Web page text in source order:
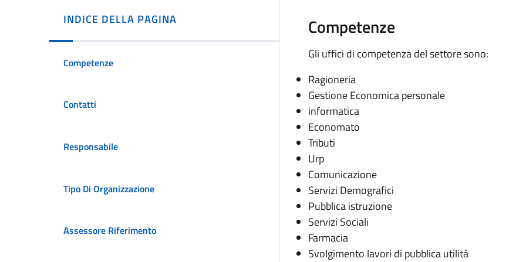
INDICE DELLA PAGINA
Competenze
Contatti
Responsabile
Tipo Di Organizzazione
Assessore Riferimento
Competenze
Gli uffici di competenza del settore sono:
Ragioneria
Gestione Economica personale
informatica
Economato
Tributi
Urp
Comunicazione
Servizi Demografici
Pubblica istruzione
Servizi Sociali
Farmacia
Svolgimento lavori di pubblica utilità